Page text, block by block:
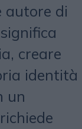
autore di
creare
identità
un